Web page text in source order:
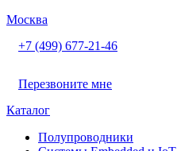
Москва
+7 (499) 677-21-46
Перезвоните мне
Каталог
Полупроводники